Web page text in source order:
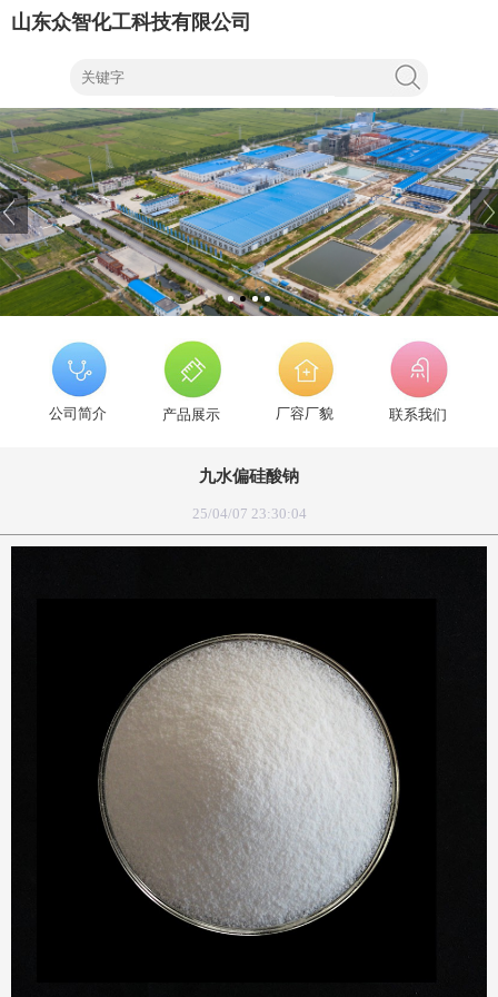
山东众智化工科技有限公司
公司简介 产品展示 厂容厂貌 联系我们
九水偏硅酸钠
25/04/07 23:30:04